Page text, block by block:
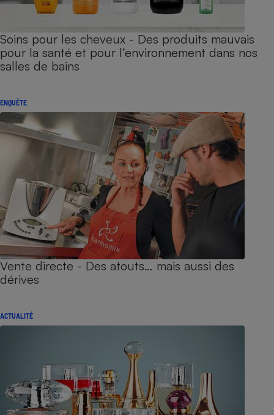
Soins pour les cheveux - Des produits mauvais
pour la santé et pour l’environnement dans nos
salles de bains
ENQUÊTE
Vente directe - Des atouts… mais aussi des
dérives
ACTUALITÉ